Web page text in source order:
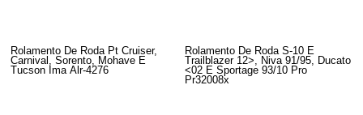
Rolamento De Roda Pt Cruiser,
Carnival, Sorento, Mohave E
Tucson Ima Alr-4276
Rolamento De Roda S-10 E
Trailblazer 12>, Niva 91/95, Ducato
<02 E Sportage 93/10 Pro
Pr32008x